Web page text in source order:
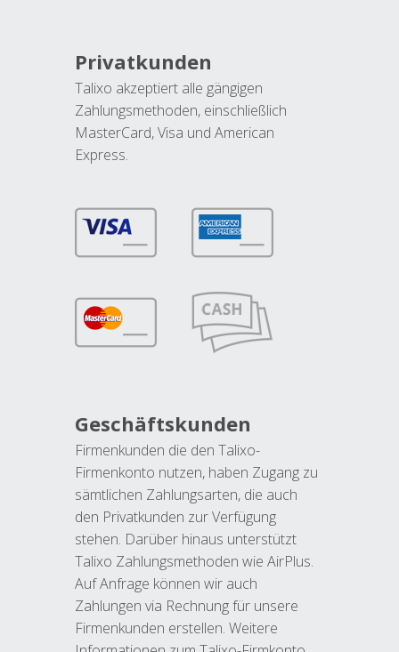
Privatkunden
Talixo akzeptiert alle gängigen
Zahlungsmethoden, einschließlich
MasterCard, Visa und American
Express.
Geschäftskunden
Firmenkunden die den Talixo-
Firmenkonto nutzen, haben Zugang zu
sämtlichen Zahlungsarten, die auch
den Privatkunden zur Verfügung
stehen. Darüber hinaus unterstützt
Talixo Zahlungsmethoden wie AirPlus.
Auf Anfrage können wir auch
Zahlungen via Rechnung für unsere
Firmenkunden erstellen. Weitere